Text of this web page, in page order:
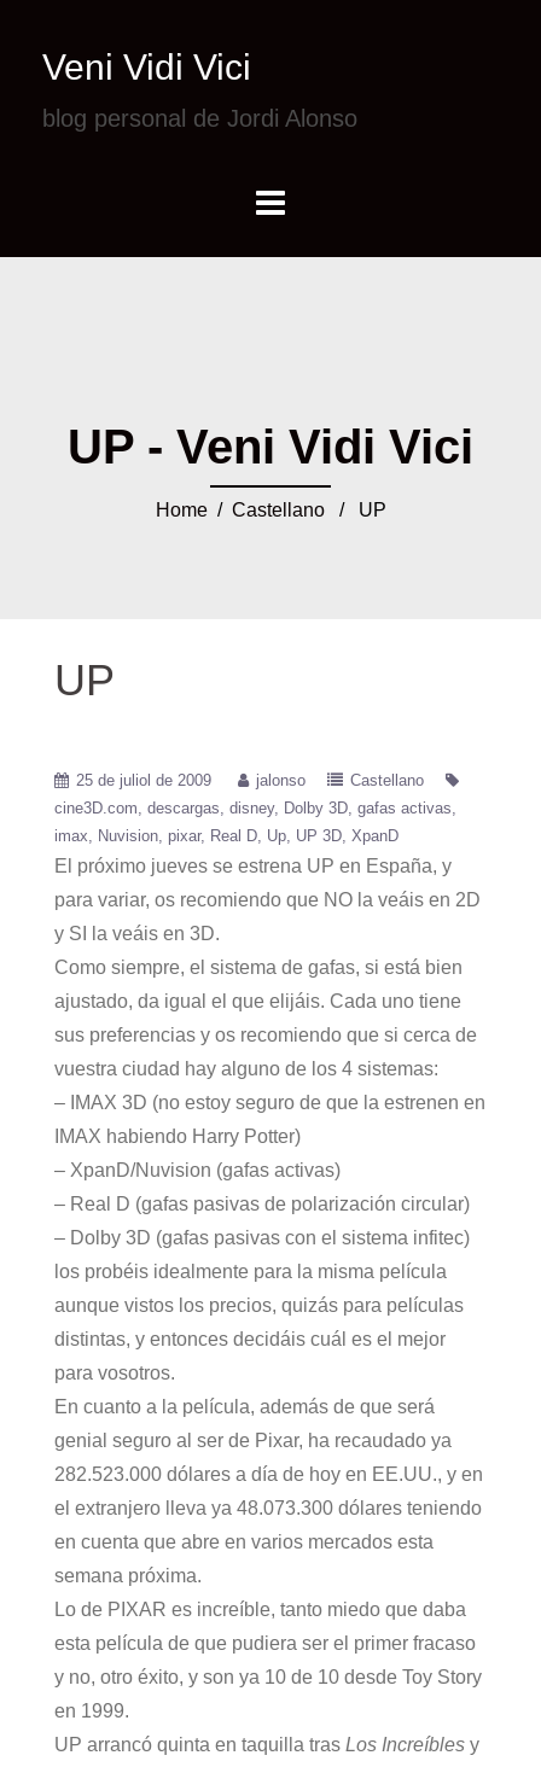
Veni Vidi Vici
blog personal de Jordi Alonso
UP - Veni Vidi Vici
Home/ Castellano/ UP
UP
25 de juliol de 2009 jalonso
Castellano
cine3D.com descargas disney Dolby 3D gafas activas
imax
Nuvision pixar Real D Up UP 3D XpanD
El próximo jueves se estrena UP en España, y
para variar, os recomiendo que NO la veáis en 2D
y SI la veáis en 3D.
Como siempre, el sistema de gafas, si está bien
ajustado, da igual el que elijáis. Cada uno tiene
sus preferencias y os recomiendo que si cerca de
vuestra ciudad hay alguno de los 4 sistemas:
– IMAX 3D (no estoy seguro de que la estrenen en
IMAX habiendo Harry Potter)
– XpanD/Nuvision (gafas activas)
– Real D (gafas pasivas de polarización circular)
– Dolby 3D (gafas pasivas con el sistema infitec)
los probéis idealmente para la misma película
aunque vistos los precios, quizás para películas
distintas, y entonces decidáis cuál es el mejor
para vosotros.
En cuanto a la película, además de que será
genial seguro al ser de Pixar, ha recaudado ya
282.523.000 dólares a día de hoy en EE.UU., y en
el extranjero lleva ya 48.073.300 dólares teniendo
en cuenta que abre en varios mercados esta
semana próxima.
Lo de PIXAR es increíble, tanto miedo que daba
esta película de que pudiera ser el primer fracaso
y no, otro éxito, y son ya 10 de 10 desde Toy Story
en 1999.
UP arrancó quinta en taquilla tras Los Increíbles y